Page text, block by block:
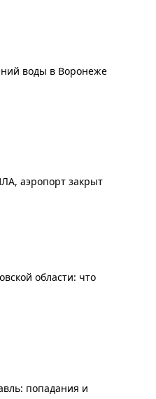
воды в Воронеже
аэропорт закрыт
области: что
попадания и